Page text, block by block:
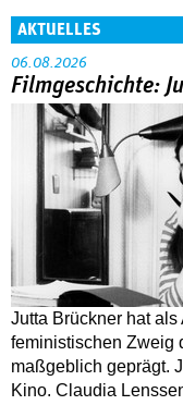
AKTUELLES
06.08.2026
Filmgeschichte:
Jutta Brückner hat
feministischen Zweig
maßgeblich geprägt.
Kino. Claudia